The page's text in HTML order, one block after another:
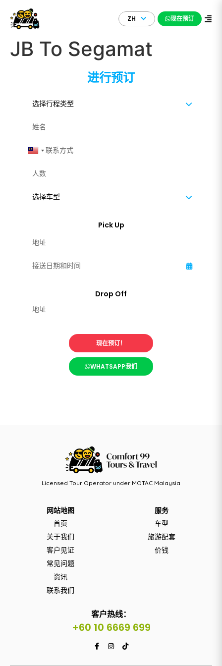
ZH 现在预订
JB To Segamat
进行预订
Malaysia +60
现在预订！
WHATSAPP我们
Licensed Tour Operator under MOTAC Malaysia
网站地图
首页
关于我们
客户见证
常见问题
资讯
联系我们
服务
车型
旅游配套
价钱
客户热线：
+60 10 6669 699